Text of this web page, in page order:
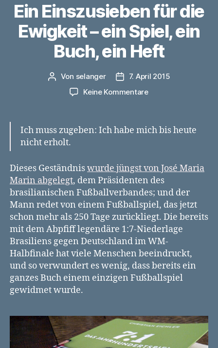
Ein Einszusieben für die
Ewigkeit – ein Spiel, ein
Buch, ein Heft
Beitragsautor
Von selanger Veröffentlichungsdatum
7. April 2015
Keine Kommentarezu
die
ein
Spiel,
Buch,
ein
Heft
Ich muss zugeben: Ich habe mich bis heute
nicht erholt.
Dieses Geständniswurde jüngst von José Maria
Marin abgelegt, dem Präsidenten des
brasilianischen Fußballverbandes; und der
Mann redet von einem Fußballspiel, das jetzt
schon mehr als 250 Tage zurückliegt. Die bereits
mit dem Abpfiff legendäre 1:7-Niederlage
Brasiliens gegen Deutschland im WM-
Halbfinale hat viele Menschen beeindruckt,
und so verwundert es wenig, dass bereits ein
ganzes Buch einem einzigen Fußballspiel
gewidmet wurde.